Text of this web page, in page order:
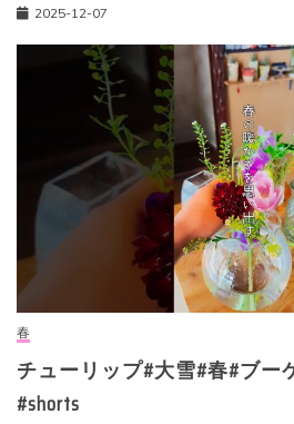
2025-12-07
春
チューリップ#大雪#春#ブー
#shorts